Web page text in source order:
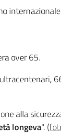
internazionale
over 65.
alla
longeva". (